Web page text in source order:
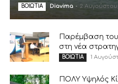
ΒΟΙΩΤΙΑ Diavima - 2
Παρέμβαση του
στη νέα
ΒΟΙΩΤΙΑ 1
ΠΟΛΥ Υψηλός